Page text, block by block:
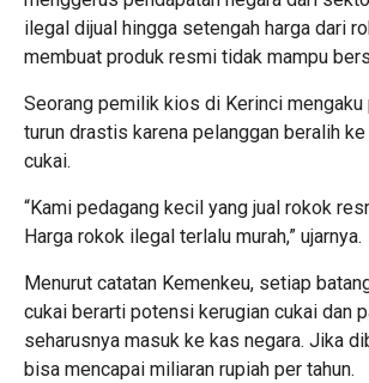
ilegal dijual hingga setengah harga dari
membuat produk resmi tidak mampu
Seorang pemilik kios di Kerinci mengaku
turun drastis karena pelanggan beralih
cukai.
“Kami pedagang kecil yang jual rokok
Harga rokok ilegal terlalu murah,” ujarnya.
Menurut catatan Kemenkeu, setiap
cukai berarti potensi kerugian cukai dan
seharusnya masuk ke kas negara. Jika
bisa mencapai miliaran rupiah per tahun.